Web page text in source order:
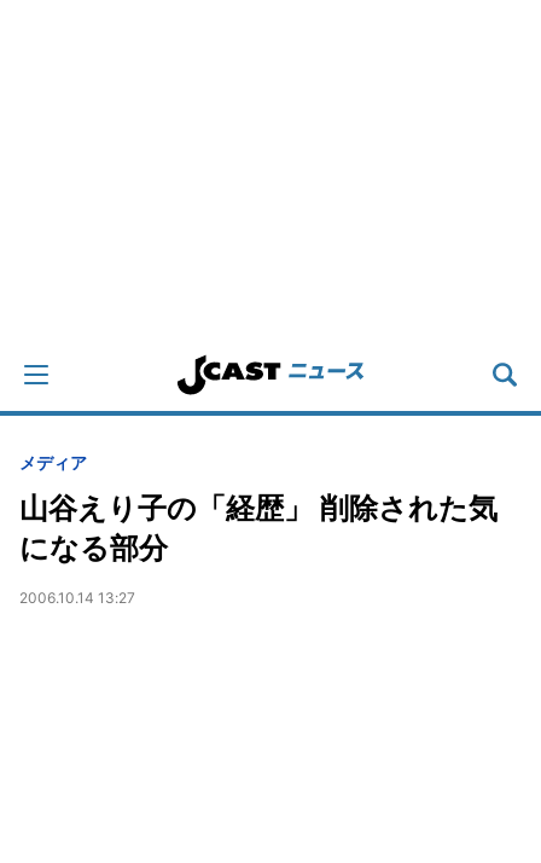
メディア
山谷えり子の「経歴」 削除された気
になる部分
2006.10.14 13:27